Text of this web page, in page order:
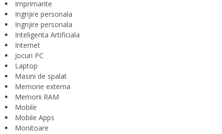
Imprimante
Ingrijire personala
Ingrijire personala
Inteligenta Artificiala
Internet
Jocuri PC
Laptop
Masini de spalat
Memorie externa
Memorii RAM
Mobile
Mobile Apps
Monitoare